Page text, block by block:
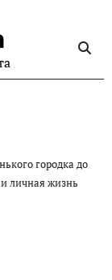
городка до
личная жизнь